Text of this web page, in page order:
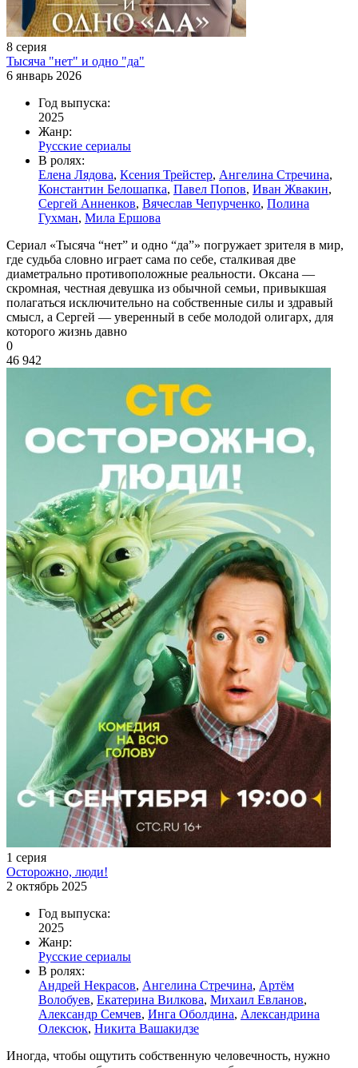
8 серия
Тысяча "нет" и одно "да"
6 январь 2026
Год выпуска:
2025
Жанр:
Русские сериалы
В ролях:
Елена Лядова, Ксения Трейстер, Ангелина Стречина,
Константин Белошапка, Павел Попов, Иван Жвакин,
Сергей Анненков, Вячеслав Чепурченко, Полина
Гухман, Мила Ершова
Сериал «Тысяча “нет” и одно “да”» погружает зрителя в мир,
где судьба словно играет сама по себе, сталкивая две
диаметрально противоположные реальности. Оксана —
скромная, честная девушка из обычной семьи, привыкшая
полагаться исключительно на собственные силы и здравый
смысл, а Сергей — уверенный в себе молодой олигарх, для
которого жизнь давно
0
46 942
1 серия
Осторожно, люди!
2 октябрь 2025
Год выпуска:
2025
Жанр:
Русские сериалы
В ролях:
Андрей Некрасов, Ангелина Стречина, Артём
Волобуев, Екатерина Вилкова, Михаил Евланов,
Александр Семчев, Инга Оболдина, Александрина
Олексюк, Никита Вашакидзе
Иногда, чтобы ощутить собственную человечность, нужно